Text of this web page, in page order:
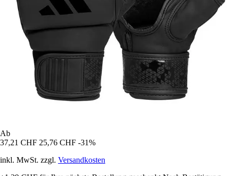
Ab
37,21 CHF 25,76 CHF -31%
inkl. MwSt. zzgl. Versandkosten